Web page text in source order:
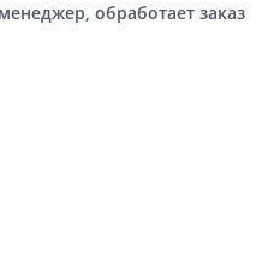
обработает заказ